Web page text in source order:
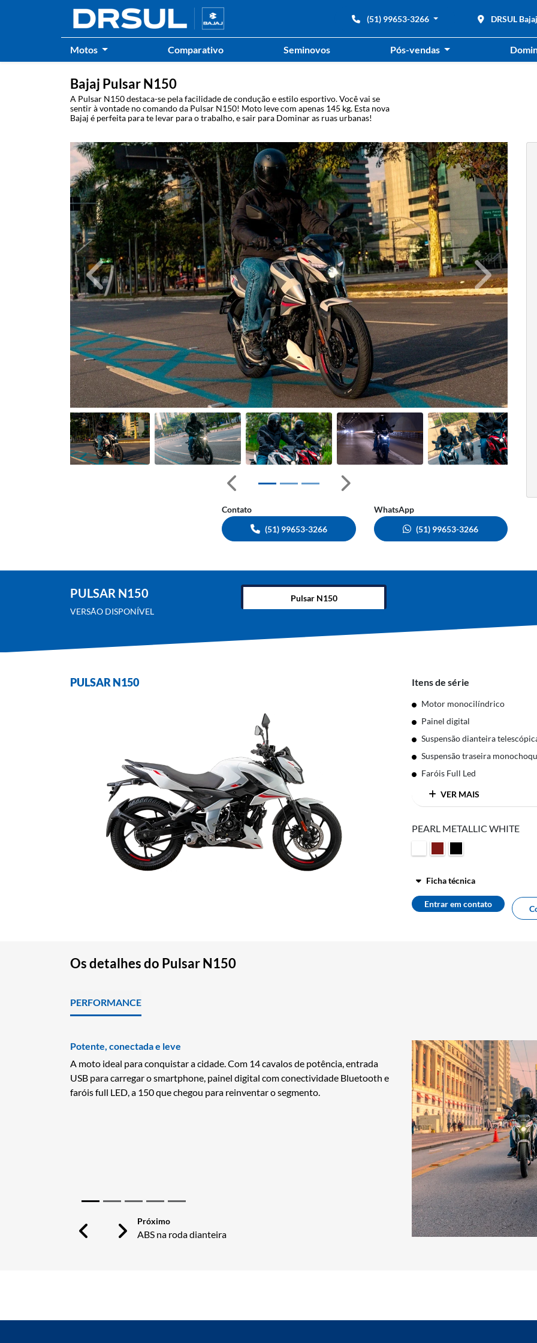
(51) 99653-3266 DRSUL
Motos Comparativo Seminovos Pós-vendas
Bajaj Pulsar N150
A Pulsar N150 destaca-se pela facilidade de condução e estilo esportivo. Você vai se
sentir à vontade no comando da Pulsar N150! Moto leve com apenas 145 kg. Esta nova
Bajaj é perfeita para te levar para o trabalho, e sair para Dominar as ruas urbanas!
Anterior Próximo
Anterior Próximo
Contato
(51) 99653-3266
WhatsApp
(51) 99653-3266
PULSAR N150
VERSÃO DISPONÍVEL
Pulsar N150
PULSAR N150 Itens de série
Motor monocilíndrico
Painel digital
Suspensão dianteira
Suspensão traseira
Faróis Full Led
VER MAIS
PEARL METALLIC WHITE
Ficha técnica
Entrar em contato
Os detalhes do Pulsar N150
PERFORMANCE
Potente, conectada e leve
A moto ideal para conquistar a cidade. Com 14 cavalos de potência, entrada
USB para carregar o smartphone, painel digital com conectividade Bluetooth e
faróis full LED, a 150 que chegou para reinventar o segmento.